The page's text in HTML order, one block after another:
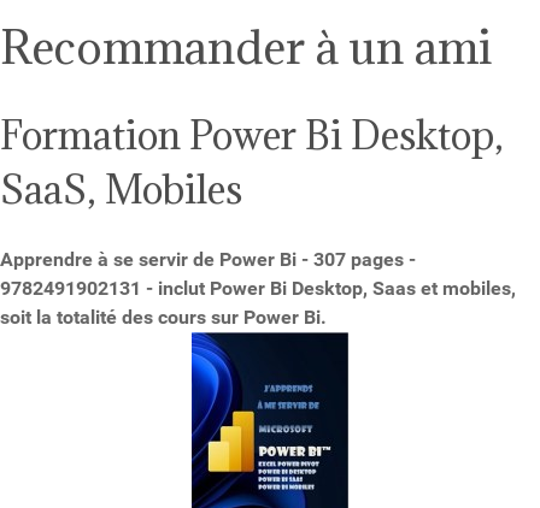
Recommander à un ami
Formation Power Bi Desktop,
SaaS, Mobiles
Apprendre à se servir de Power Bi - 307 pages -
9782491902131 - inclut Power Bi Desktop, Saas et mobiles,
soit la totalité des cours sur Power Bi.